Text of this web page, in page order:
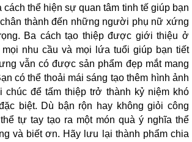
cách thể hiện sự quan tâm tinh tế giúp bạn
thành đến những người phụ nữ xứng
Ba cách tạo thiệp được giới thiệu ở
nhu cầu và mọi lứa tuổi giúp bạn tiết
vẫn có được sản phẩm đẹp mắt mang
có thể thoải mái sáng tạo thêm hình ảnh
chúc để tấm thiệp trở thành kỷ niệm khó
biệt. Dù bận rộn hay không giỏi công
tự tay tạo ra một món quà ý nghĩa thể
và biết ơn. Hãy lưu lại thành phẩm chia